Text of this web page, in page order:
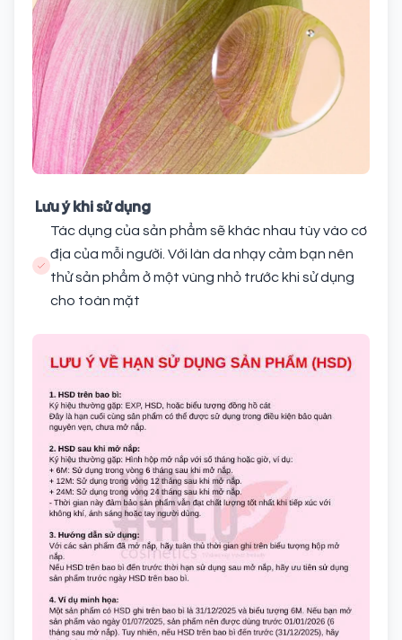
Lưu ý khi sử dụng
Tác dụng của sản phẩm sẽ khác nhau tùy vào cơ
địa của mỗi người. Với làn da nhạy cảm bạn nên
thử sản phẩm ở một vùng nhỏ trước khi sử dụng
cho toàn mặt